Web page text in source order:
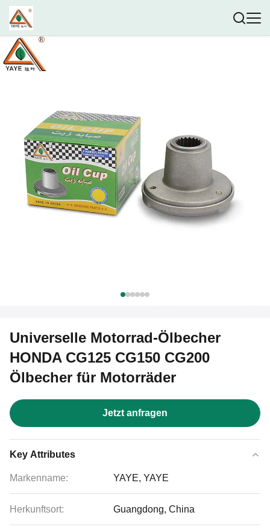
Universelle Motorrad-Ölbecher
HONDA CG125 CG150 CG200
Ölbecher für Motorräder
Jetzt anfragen
Key Attributes
Markenname: YAYE, YAYE
Herkunftsort: Guangdong, China